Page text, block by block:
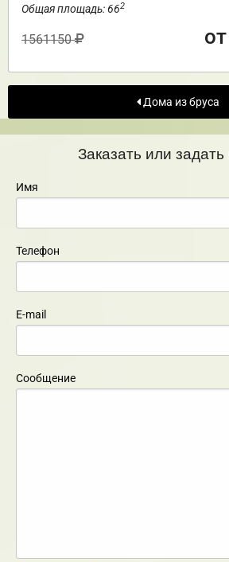
Общая площадь: 662
1561150
Дома из бруса
Заказать или
Имя
Телефон
E-mail
Сообщение